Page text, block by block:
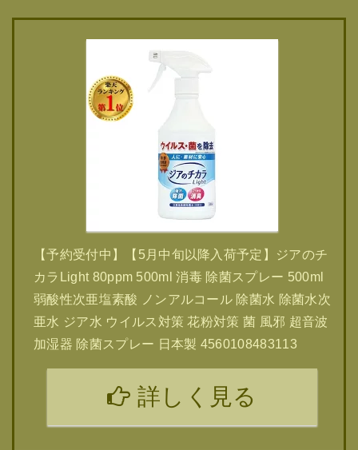
【予約受付中】【5月中旬以降入荷予定】ジアのチ
カラLight 80ppm 500ml 消毒 除菌スプレー 500ml
弱酸性次亜塩素酸 ノンアルコール 除菌水 除菌水次
亜水 ジア水 ウイルス対策 花粉対策 菌 風邪 超音波
加湿器 除菌スプレー 日本製 4560108483113
詳しく見る